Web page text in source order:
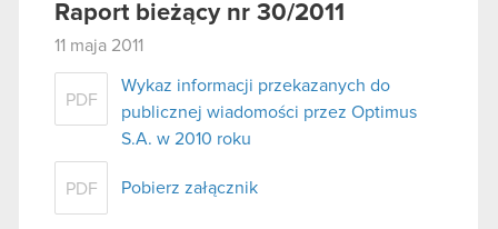
Raport bieżący nr 30/2011
11 maja 2011
PDF
Wykaz informacji przekazanych do
publicznej wiadomości przez Optimus
S.A. w 2010 roku
PDF Pobierz załącznik